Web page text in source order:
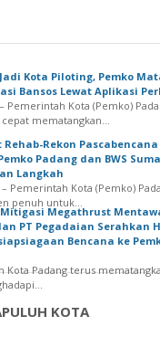
Kota Piloting, Pemko
Bansos Lewat Aplikasi
Pemerintah Kota (Pemko)
mematangkan...
Rehab-Rekon Pascabencana
Padang dan BWS
Langkah
– Pemerintah Kota (Pemko)
penuh untuk...
Megathrust
PT Pegadaian Serahkan
Bencana ke
Kota Padang terus
KOTA